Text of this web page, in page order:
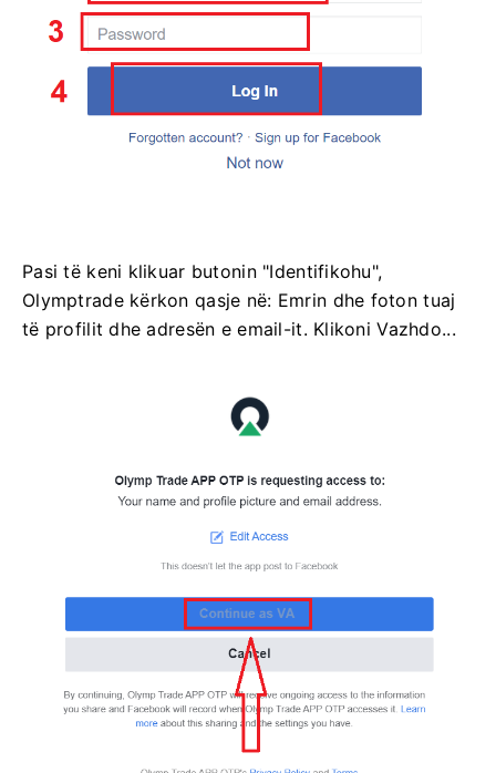
Pasi të keni klikuar butonin "Identifikohu",
Olymptrade kërkon qasje në: Emrin dhe foton tuaj
të profilit dhe adresën e email-it. Klikoni Vazhdo...